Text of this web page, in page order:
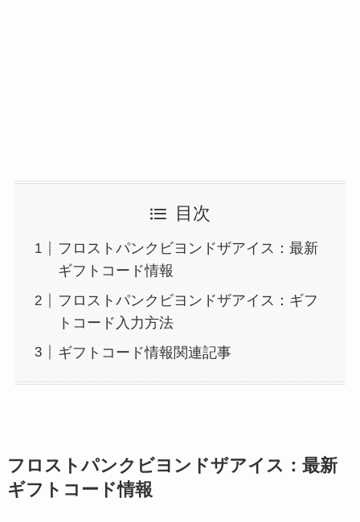
目次
フロストパンクビヨンドザアイス：最新
ギフトコード情報
フロストパンクビヨンドザアイス：ギフ
トコード入力方法
ギフトコード情報関連記事
フロストパンクビヨンドザアイス：最新
ギフトコード情報